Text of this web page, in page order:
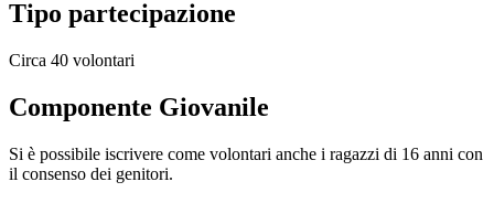
Tipo partecipazione
Circa 40 volontari
Componente Giovanile
Si è possibile iscrivere come volontari anche i ragazzi di 16 anni con
il consenso dei genitori.